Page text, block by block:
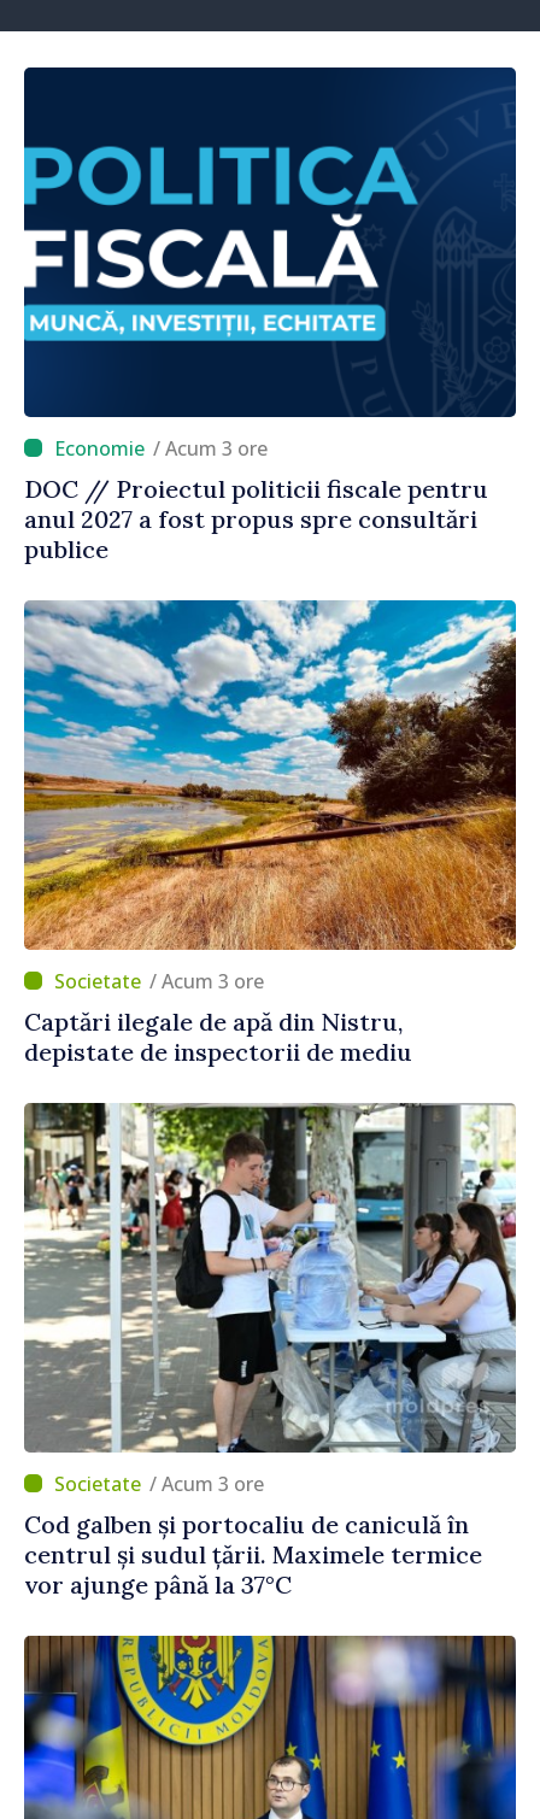
/ Acum 3 ore
DOC // Proiectul politicii fiscale pentru
anul 2027 a fost propus spre consultări
publice
/ Acum 3 ore
Captări ilegale de apă din Nistru,
depistate de inspectorii de mediu
/ Acum 3 ore
Cod galben și portocaliu de caniculă în
centrul și sudul țării. Maximele termice
vor ajunge până la 37°C